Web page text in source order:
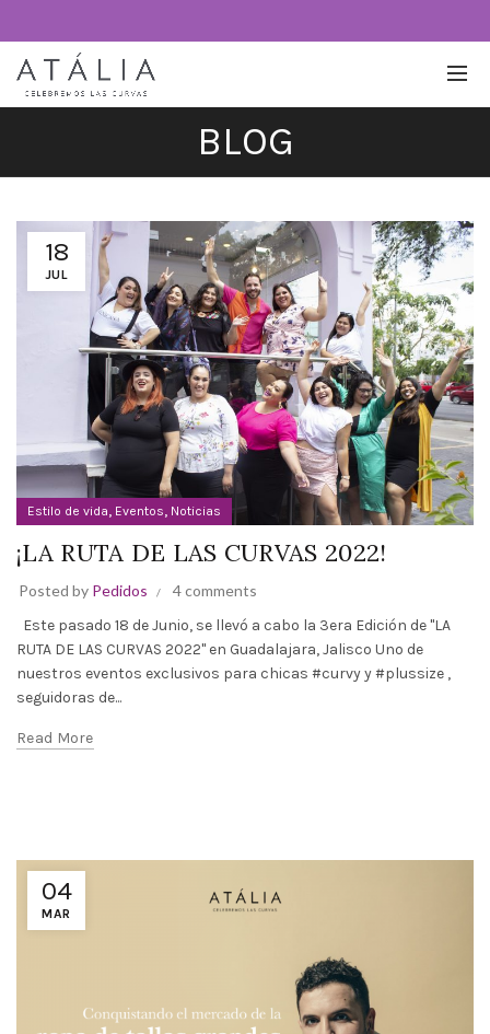
BLOG
18
JUL
Estilo de vida, Eventos, Noticias
¡LA RUTA DE LAS CURVAS 2022!
Posted by Pedidos
4 comments
Este pasado 18 de Junio, se llevó a cabo la 3era Edición de "LA
RUTA DE LAS CURVAS 2022" en Guadalajara, Jalisco Uno de
nuestros eventos exclusivos para chicas #curvy y #plussize ,
seguidoras de...
Read More
04
MAR